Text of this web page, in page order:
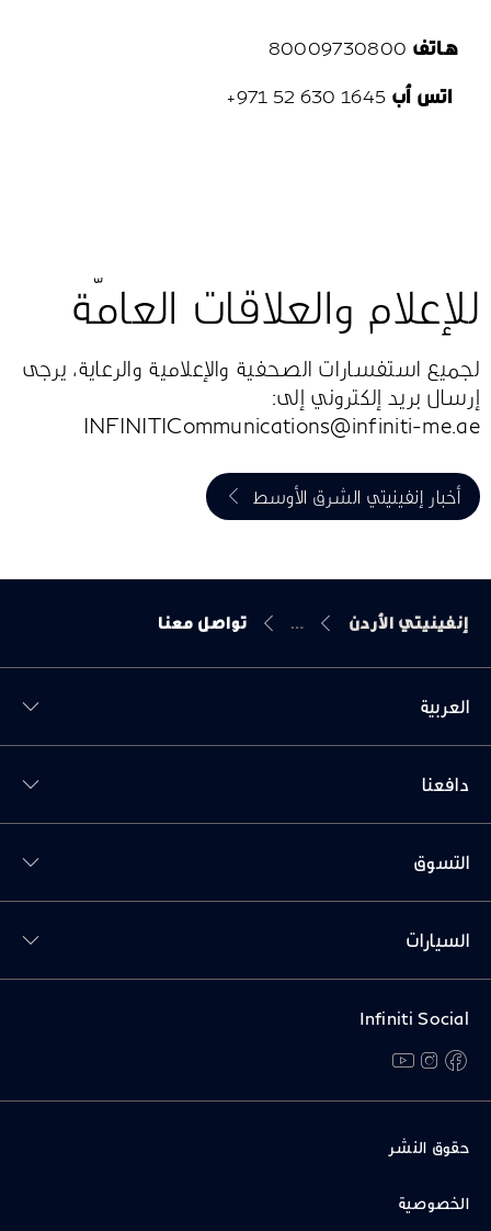
هاتف 80009730800
اتس أب
للإعلام والعلاقات العامّة
لجميع استفسارات الصحفية والإعلامية والرعاية، يرجى
إرسال بريد إلكتروني إلى:
INFINITICommunications@infiniti-me.ae
أخبار إنفينيتي الشرق الأوسط
إنفينيتي الأردن تواصل معنا
العربية
دافعنا
التسوق
السيارات
Infiniti Social
facebook
instagram
حقوق النشر
الخصوصية